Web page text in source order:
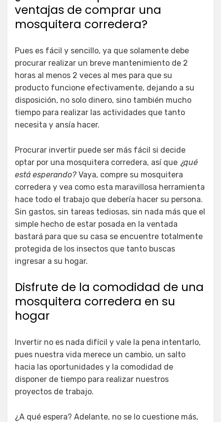
ventajas de comprar una
mosquitera corredera?
Pues es fácil y sencillo, ya que solamente debe
procurar realizar un breve mantenimiento de 2
horas al menos 2 veces al mes para que su
producto funcione efectivamente, dejando a su
disposición, no solo dinero, sino también mucho
tiempo para realizar las actividades que tanto
necesita y ansía hacer.
Procurar invertir puede ser más fácil si decide
optar por una mosquitera corredera, así que ¿qué
está esperando? Vaya, compre su mosquitera
corredera y vea como esta maravillosa herramienta
hace todo el trabajo que debería hacer su persona.
Sin gastos, sin tareas tediosas, sin nada más que el
simple hecho de estar posada en la ventada
bastará para que su casa se encuentre totalmente
protegida de los insectos que tanto buscas
ingresar a su hogar.
Disfrute de la comodidad de una
mosquitera corredera en su
hogar
Invertir no es nada difícil y vale la pena intentarlo,
pues nuestra vida merece un cambio, un salto
hacia las oportunidades y la comodidad de
disponer de tiempo para realizar nuestros
proyectos de trabajo.
¿A qué espera? Adelante, no se lo cuestione más,